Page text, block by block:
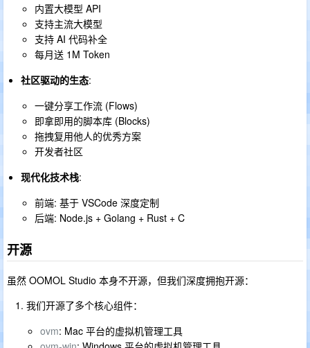
内置大模型 API
支持主流大模型
支持 AI 代码补全
每月送 1M Token
社区驱动的生态:
一键分享工作流 (Flows)
即拿即用的脚本库 (Blocks)
拖拽复用他人的优秀方案
开发者社区
现代化技术栈:
前端: 基于 VSCode 深度定制
后端: Node.js + Golang + Rust + C
开源
虽然 OOMOL Studio 本身不开源，但我们深度拥抱开源：
我们开源了多个核心组件：
ovm: Mac 平台的虚拟机管理工具